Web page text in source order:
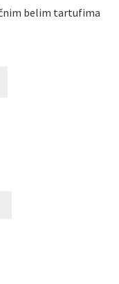
belim tartufima